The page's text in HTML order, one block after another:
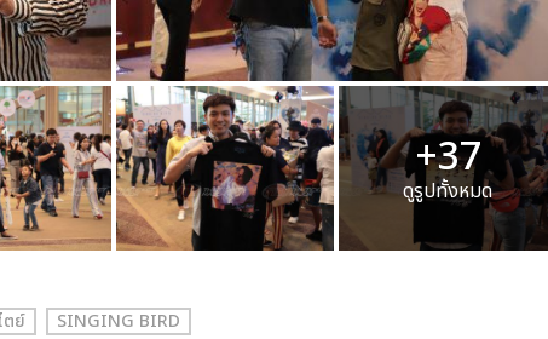
+37
ดูรูปทั้งหมด
ตย์
SINGING BIRD